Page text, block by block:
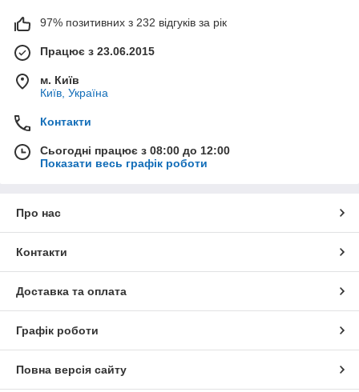
97% позитивних з 232 відгуків за рік
Працює з 23.06.2015
м. Київ
Київ, Україна
Контакти
Сьогодні працює з 08:00 до 12:00
Показати весь графік роботи
Про нас
Контакти
Доставка та оплата
Графік роботи
Повна версія сайту